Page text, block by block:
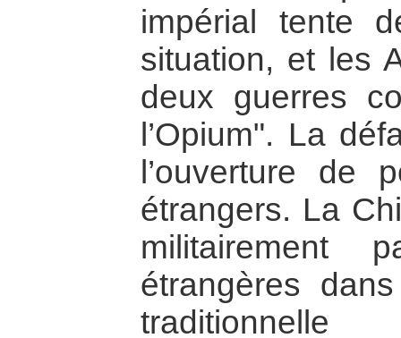
impérial tente
situation, et les
deux guerres
l’Opium". La
l’ouverture de
étrangers. La
militairement
étrangères